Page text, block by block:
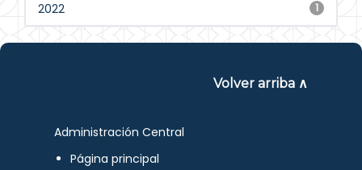
1
2022
Volver arriba ∧
Administración Central
Página principal